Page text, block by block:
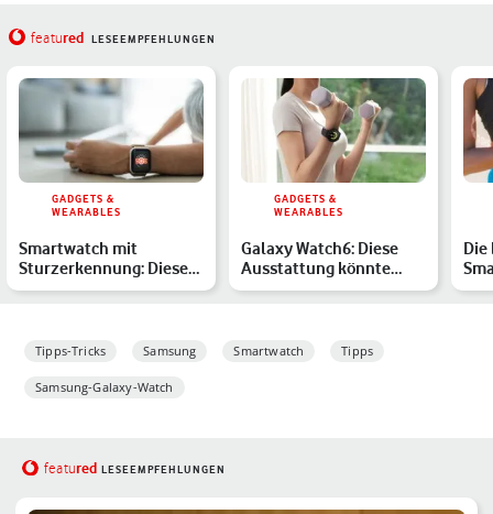
featured LESEEMPFEHLUNGEN
GADGETS &
WEARABLES
Smartwatch mit
Sturzerkennung: Diese
Modelle bieten das SOS-
GADGETS &
WEARABLES
Galaxy Watch6: Diese
Ausstattung könnte
Samsungs nächste
Die
Tipps-Tricks Samsung Smartwatch Tipps
Samsung-Galaxy-Watch
featured LESEEMPFEHLUNGEN